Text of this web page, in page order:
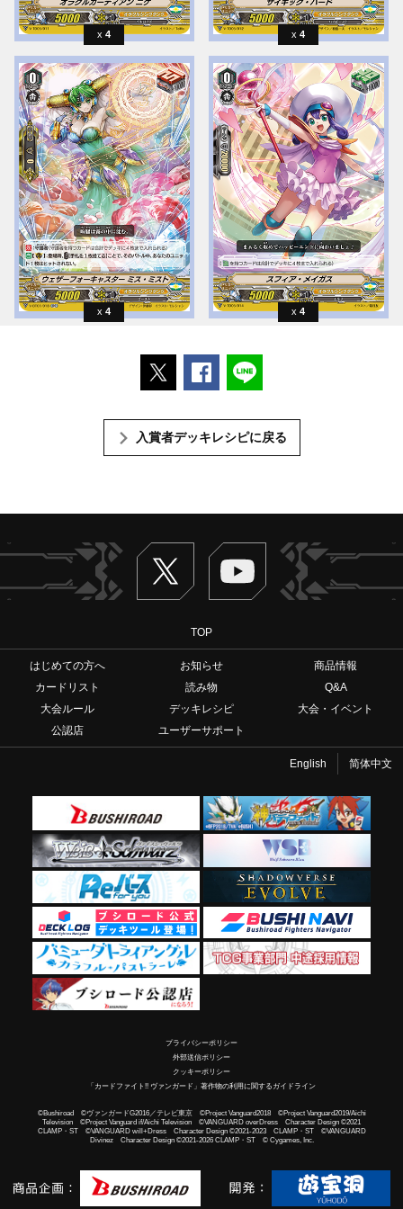
4 4
4 4
ポストするFacebookでシェアする
入賞者デッキレシピに戻る
Twitter ヴァンガードch
TOP
はじめての方へ お知らせ
商品情報
カードリスト
読み物
Q&A
大会ルール
デッキレシピ
大会・イベント
公認店
ユーザーサポート
English 简体中文
プライバシーポリシー
外部送信ポリシー
クッキーポリシー
「カードファイト!! ヴァンガード」著作物の利用に関するガイドライン
©Bushiroad ©ヴァンガードG2016／テレビ東京 ©Project Vanguard2018 ©Project Vanguard2019/Aichi
Television ©Project Vanguard if/Aichi Television ©VANGUARD overDress Character Design ©2021
CLAMP・ST ©VANGUARD will+Dress Character Design ©2021-2023 CLAMP・ST ©VANGUARD
Divinez Character Design ©2021-2026 CLAMP・ST © Cygames, Inc.